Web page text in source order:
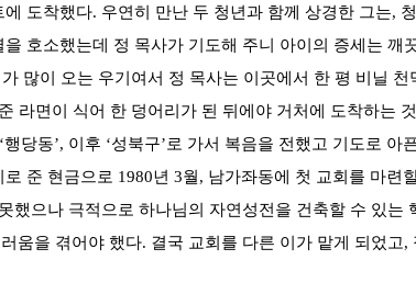
도착했다. 우연히 만난 두 청년과 함께 상경한 그는,
호소했는데 정 목사가 기도해 주니 아이의 증세는
많이 오는 우기여서 정 목사는 이곳에서 한 평 비닐
라면이 식어 한 덩어리가 된 뒤에야 거처에 도착하는
당동’, 이후 ‘성북구’로 가서 복음을 전했고 기도로
준 현금으로 1980년 3월, 남가좌동에 첫 교회를 마
으나 극적으로 하나님의 자연성전을 건축할 수 있
움을 겪어야 했다. 결국 교회를 다른 이가 맡게 되었